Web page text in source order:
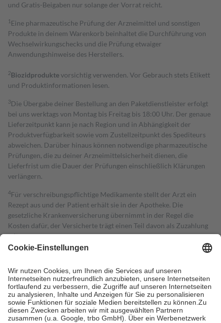
und Gratis-Beigaben nur solange der Vorrat reicht.
1 Eine pharmazeutische Prüfung der Arzneimittel und sonstigen
Produkte in deinem Warenkorb beinhaltet die Durchführung von
Wechselwirkungschecks und die Prüfung etwaiger
Anwendungshinweise des Herstellers.
2Biozidproduktevorsichtig verwenden. Vor Gebrauch stets Etikett
und Produktinformationen lesen.
3Die Übergabe deiner Bestellung an den Paketdienstleister erfolgt
bei uns werktags von Montag bis Freitag bis 18:00 Uhr. Der genaue
Lieferzeitpunkt kann je nach Region und in Abhängigkeit der
Produktverfügbarkeit sowie vom Zustellzeitpunkt des Spediteurs
abweichen. Darüber hinaus können notwendige pharmazeutische
Prüfungen, die zu deiner Arzneimittelsicherheit dienen, die
Lieferfrist um die Dauer der Prüfungen einschließlich Klärungen
verlängern.
4Für verschreibungspflichtige Medikamente stellt der Arzt ein
Rezept aus und der Patient erhält sie in der Apotheke. Die
gesetzliche Krankenversicherung übernimmt in der Regel die
Kosten dafür, der Versicherte trägt einen Teil davon als Zuzahlung
mit.
Grundsätzlich leisten Mitglieder Zuzahlungen in Höhe von zehn
höchstens zehn Euro.
Es sind jedoch nie mehr als die tatsächlichen
Kosten der Leistung zu entrichten.
Diese Regeln gelten grundsätzlich auch für Online-Apotheken.
Bei Heilmitteln und häuslicher Krankenpflege beträgt die
Zuzahlung zehn Prozent der Kosten sowie zehn Euro je
Verordnung.